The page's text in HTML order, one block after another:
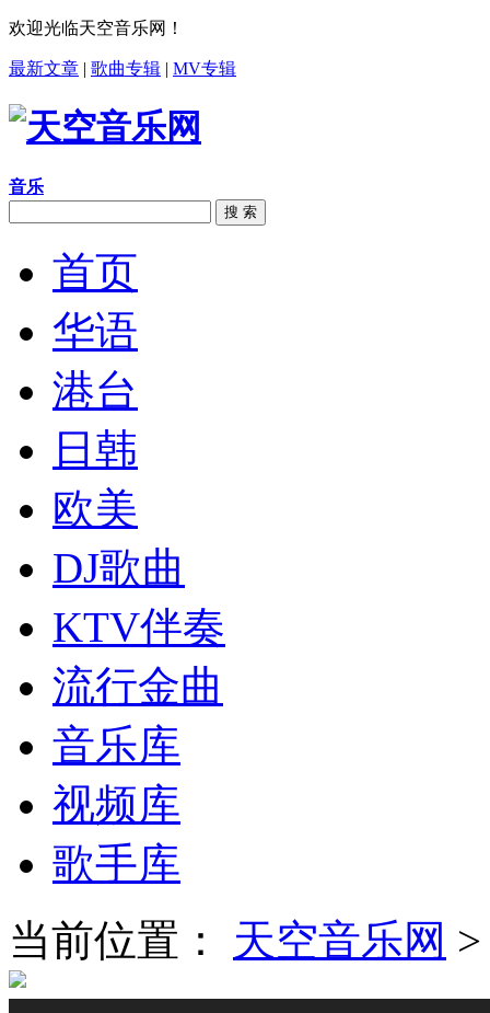
欢迎光临天空音乐网！
最新文章 | 歌曲专辑 | MV专辑
音乐
搜 索
首页
华语
港台
日韩
欧美
DJ歌曲
KTV伴奏
流行金曲
音乐库
视频库
歌手库
当前位置：
天空音乐网